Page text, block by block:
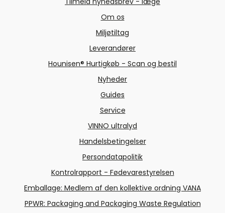
Om os
Miljøtiltag
Leverandører
Hounisen® Hurtigkøb - Scan og bestil
Nyheder
Guides
Service
VINNO ultralyd
Handelsbetingelser
Persondatapolitik
Kontrolrapport - Fødevarestyrelsen
Emballage: Medlem af den kollektive ordning VANA
PPWR: Packaging and Packaging Waste Regulation